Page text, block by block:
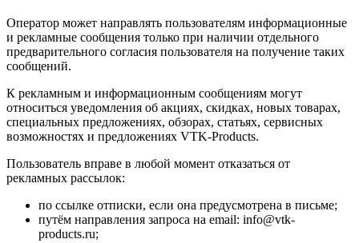
Оператор может направлять пользователям информационные
и рекламные сообщения только при наличии отдельного
предварительного согласия пользователя на получение таких
сообщений.
К рекламным и информационным сообщениям могут
относиться уведомления об акциях, скидках, новых товарах,
специальных предложениях, обзорах, статьях, сервисных
возможностях и предложениях VTK-Products.
Пользователь вправе в любой момент отказаться от
рекламных рассылок:
по ссылке отписки, если она предусмотрена в письме;
путём направления запроса на email: info@vtk-
products.ru;